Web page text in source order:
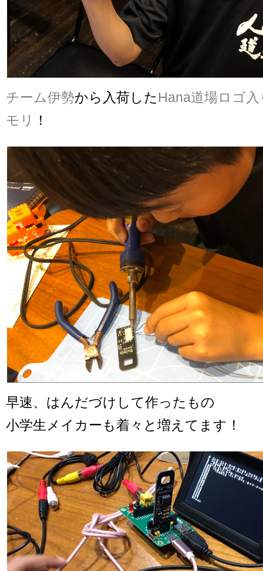
チーム伊勢から入荷した Hana道場ロゴ
モリ
！
早速、はんだづけして作ったもの
小学生メイカーも着々と増えてます！